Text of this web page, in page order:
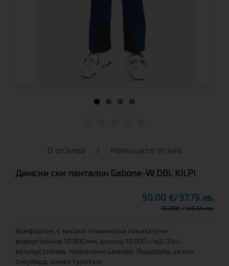
0 отзива / Напишете отзив
Дамски ски панталон Gabone-W DBL KILPI
50.00 € 97.79 лв.
76.00€ 148.64 лв.
Комфортен, с високи технически показатели -
водоустойчив 10 000 мм, дишащ 10 000 г/м2/24ч,
ветроустойчив, подлепени шевове. Подходящ за ски,
сноуборд, зимен туризъм.